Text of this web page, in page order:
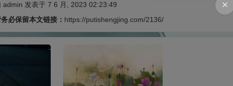
admin 发表于 7 6 月, 2023 02:23:49
必保留本文链接： https://putishengjing.com/2136/